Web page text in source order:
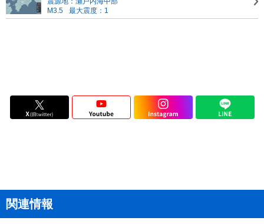
M3.5
最大震度：1
関連情報